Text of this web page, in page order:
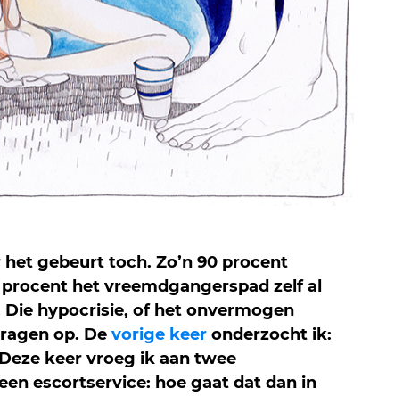
gebeurt toch. Zo’n 90 procent
het vreemdgangerspad zelf al
hypocrisie, of het onvermogen
op. De vorige keer onderzocht ik:
keer vroeg ik aan twee
escortservice: hoe gaat dat dan in